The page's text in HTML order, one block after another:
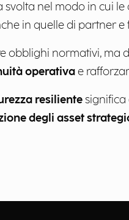
svolta nel modo in cui
in quelle di partner e
obblighi normativi, ma
operativae
resilientesignifica
degli asset